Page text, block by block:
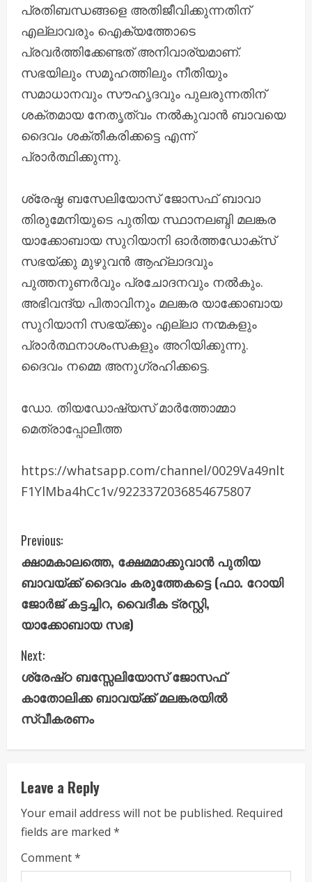
പ്രതിബന്ധങ്ങളെ അതിജീവിക്കുന്നതിന്
എല്ലാവരും ഐക്യത്തോടെ
പ്രവർത്തിക്കേണ്ടത് അനിവാര്യമാണ്.
സഭയിലും സമൂഹത്തിലും നീതിയും
സമാധാനവും സൗഹൃദവും പുലരുന്നതിന്
ശക്തമായ നേതൃത്വം നൽകുവാൻ ബാവയെ
ദൈവം ശക്തീകരിക്കട്ടെ എന്ന്
പ്രാർത്ഥിക്കുന്നു.
ശ്രേഷ്ഠ ബസേലിയോസ് ജോസഫ് ബാവാ
തിരുമേനിയുടെ പുതിയ സ്ഥാനലബ്ദി മലങ്കര
യാക്കോബായ സുറിയാനി ഓർത്തഡോക്സ്
സഭയ്ക്കു മുഴുവൻ ആഹ്ലാദവും
പുത്തനുണർവും പ്രചോദനവും നൽകും.
അഭിവന്ദ്യ പിതാവിനും മലങ്കര യാക്കോബായ
സുറിയാനി സഭയ്ക്കും എല്ലാ നന്മകളും
പ്രാർത്ഥനാശംസകളും അറിയിക്കുന്നു.
ദൈവം നമ്മെ അനുഗ്രഹിക്കട്ടെ.
ഡോ. തിയഡോഷ്യസ് മാർത്തോമ്മാ
മെത്രാപ്പോലീത്ത
https://whatsapp.com/channel/0029Va49nlt
F1YlMba4hCc1v/9223372036854675807
C
o
n
t
i
n
u
e
R
e
a
d
Previous:
ക്ഷാമകാലത്തെ, ക്ഷേമമാക്കുവാൻ പുതിയ
ബാവയ്ക്ക് ദൈവം കരുത്തേകട്ടെ (ഫാ. റോയി
ജോർജ് കട്ടച്ചിറ, വൈദീക ട്രസ്റ്റി,
യാക്കോബായ സഭ)
Next:
ശ്രേഷ്‌ഠ ബസ്സേലിയോസ് ജോസഫ്
കാതോലിക്ക ബാവയ്ക്ക് മലങ്കരയിൽ
സ്വീകരണം
Leave a Reply
Your email address will not be published. Required
fields are marked *
Comment*